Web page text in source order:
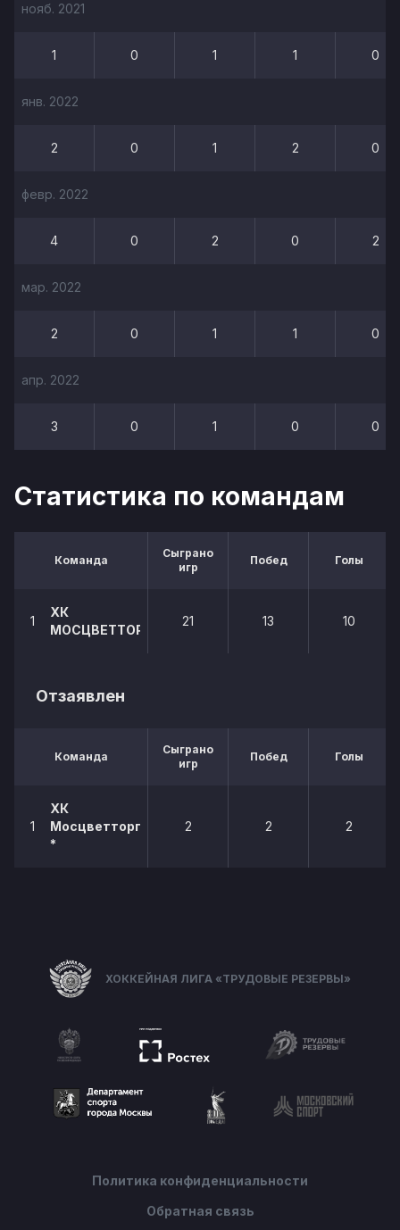
нояб. 2021
1 0 1 1 0
янв. 2022
2 0 1 2 0
февр. 2022
4 0 2 0 2
мар. 2022
2 0 1 1 0
апр. 2022
3 0 1 0 0
Статистика по командам
Команда
Сыграно
игр
Побед Голы
1
ХК
МОСЦВЕТТОРГ
21 13 10
Отзаявлен
Команда
Сыграно
игр
Побед Голы
1
ХК
Мосцветторг
*
2 2 2
ХОККЕЙНАЯ ЛИГА «ТРУДОВЫЕ РЕЗЕРВЫ»
Политика конфиденциальности
Обратная связь